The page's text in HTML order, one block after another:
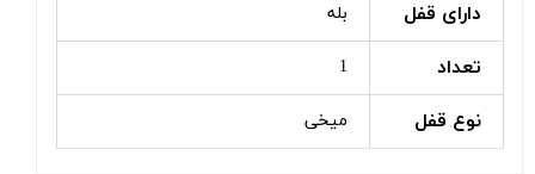
دارای قفل بله
تعداد 1
نوع قفل میخی